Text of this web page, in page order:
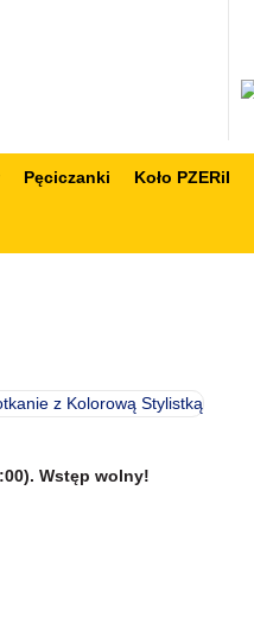
Pęciczanki Koło PZERiI
Wstęp wolny!